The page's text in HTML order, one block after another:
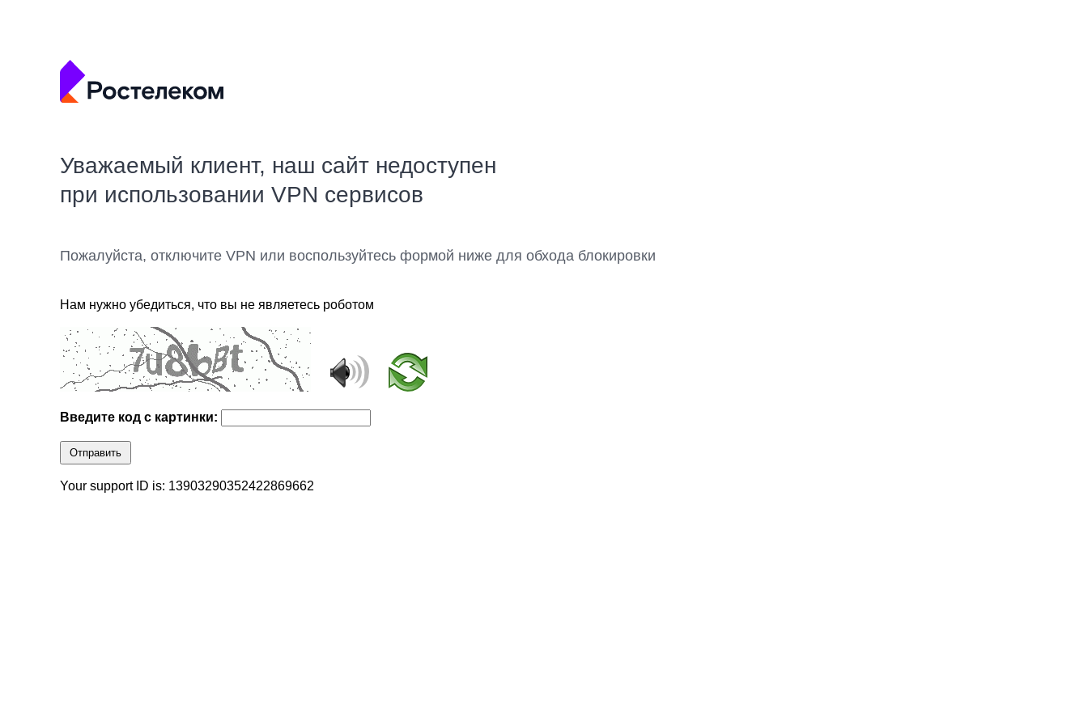
Уважаемый клиент, наш сайт недоступен
при использовании VPN сервисов
Пожалуйста, отключите VPN или воспользуйтесь формой ниже для обхода блокировки
Нам нужно убедиться, что вы не являетесь роботом
Введите код с картинки:
Отправить
Your support ID is: 13903290352422869662